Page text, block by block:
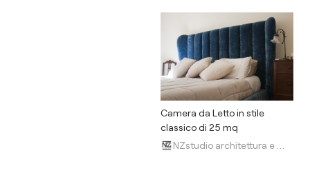
Camera da Letto in stile
classico di 25 mq